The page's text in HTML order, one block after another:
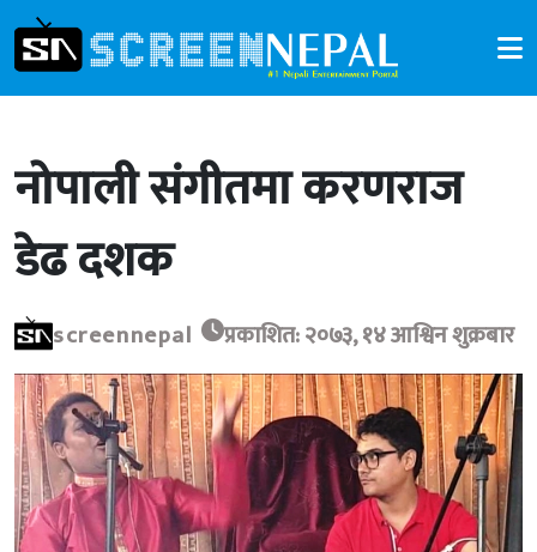
नोपाली संगीतमा करणराज
डेढ दशक
screennepal प्रकाशित: २०७३, १४ आश्विन शुक्रबार